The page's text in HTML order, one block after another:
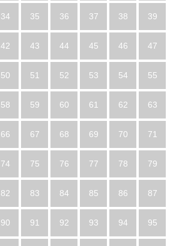
34 35 36 37 38 39
42 43 44 45 46 47
50 51 52 53 54 55
58 59 60 61 62 63
66 67 68 69 70 71
74 75 76 77 78 79
82 83 84 85 86 87
90 91 92 93 94 95